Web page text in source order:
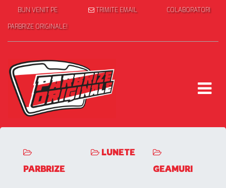
BUN VENIT PE
PARBRIZE ORIGINALE!
TRIMITE EMAIL COLABORATORI
PARBRIZE
LUNETE
GEAMURI